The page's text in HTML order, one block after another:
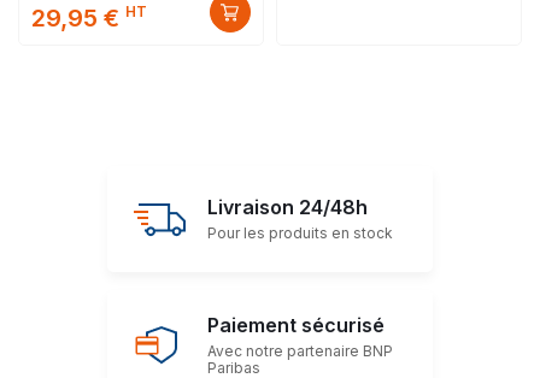
29,95 € HT
Livraison 24/48h
Pour les produits en stock
Paiement sécurisé
Avec notre partenaire BNP
Paribas